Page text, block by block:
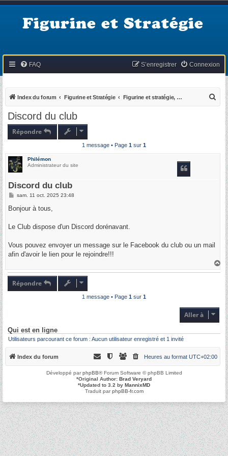
Figurine et Stratégie
FAQ Connexion
S’enregistrer
Index du forum Figurine et Stratégie Figurine et stratégie, qu'est ce que c'est ?
Discord du club
Répondre
1 message • Page 1 sur 1
Philémon
Administrateur du site
Discord du club
M
s
g
sam. 11 oct. 2025 23:48
Bonjour à tous,
Le Club dispose d'un Discord dorénavant.
Vous pouvez envoyer un message sur le Facebook du club ou un mail
afin d'avoir le lien pour le rejoindre!!!
H
Répondre
1 message • Page 1 sur 1
Aller à
Qui est en ligne
Utilisateurs parcourant ce forum : Aucun utilisateur enregistré et 1 invité
Index du forum Heures au format UTC+02:00
Développé parphpBB® Forum Software © phpBB Limited
*Original Author: Brad Veryard
*Updated to 3.2 by MannixMD
Traduit parphpBB-fr.com